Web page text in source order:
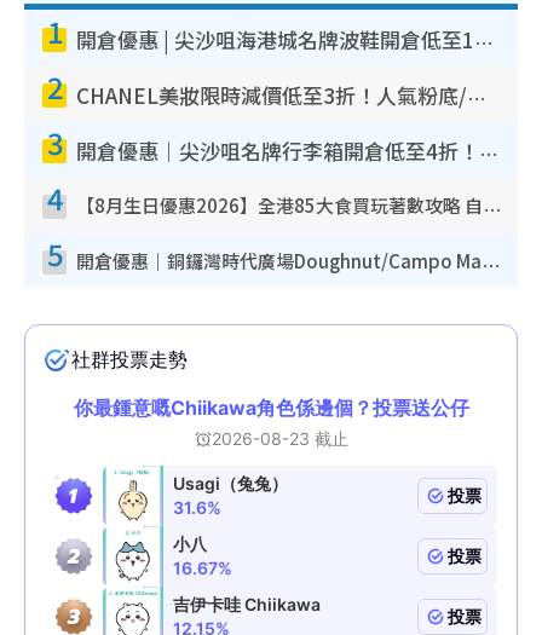
1 開倉優惠 | 尖沙咀海港城名牌波鞋開倉低至1折！On鞋$899起／Joy&Peace鞋履$98起
2 CHANEL美妝限時減價低至3折！人氣粉底/唇膏/精華液低至$275！COCO香水都有平
3 開倉優惠｜尖沙咀名牌行李箱開倉低至4折！一連5日 American Tourister/ace./Hallmark $200起！
4 【8月生日優惠2026】全港85大食買玩著數攻略 自助餐/火鍋放題同行免費＋誠品/DONKI送現金券
5 開倉優惠｜銅鑼灣時代廣場Doughnut/Campo Marzio開倉低至1折！背囊、書包、手袋劈價$200起